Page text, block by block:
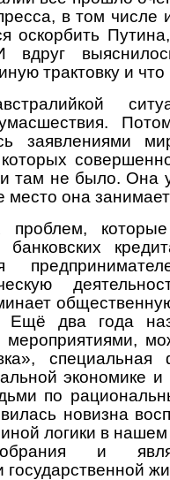
в том числе
оскорбить
вдруг
трактовку и
заявлениями
там не было. Она
место она
проблем,
Ещё два года
экономике и
по
новизна
логики в
и